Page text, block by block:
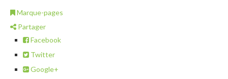
Marque-pages
Partager
Facebook
Twitter
Google+